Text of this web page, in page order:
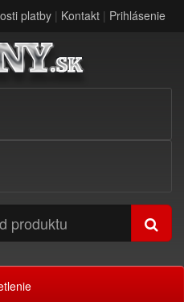
platby | Kontakt | Prihlásenie